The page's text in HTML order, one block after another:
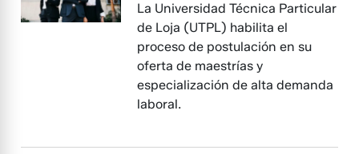
La Universidad Técnica Particular
de Loja (UTPL) habilita el
proceso de postulación en su
oferta de maestrías y
especialización de alta demanda
laboral.